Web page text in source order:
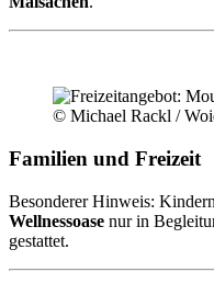
© Michael Rackl /
Familien und Freizeit
Besonderer Hinweis:
Wellnessoase nur in
gestattet.